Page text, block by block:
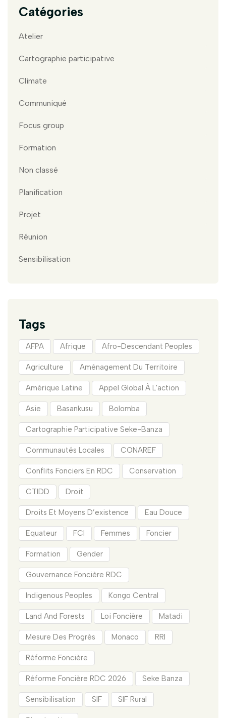
Catégories
Atelier
Cartographie participative
Climate
Communiqué
Focus group
Formation
Non classé
Planification
Projet
Réunion
Sensibilisation
Tags
AFPA Afrique Afro-Descendant Peoples
Agriculture Aménagement Du Territoire
Amérique Latine Appel Global À L'action
Asie Basankusu Bolomba
Cartographie Participative Seke-Banza
Communautés Locales CONAREF
Conflits Fonciers En RDC Conservation
CTIDD Droit
Droits Et Moyens D’existence Eau Douce
Equateur FCI Femmes Foncier
Formation Gender
Gouvernance Foncière RDC
Indigenous Peoples Kongo Central
Land And Forests Loi Foncière Matadi
Mesure Des Progrès Monaco RRI
Réforme Foncière
Réforme Foncière RDC 2026 Seke Banza
Sensibilisation SIF SIF Rural